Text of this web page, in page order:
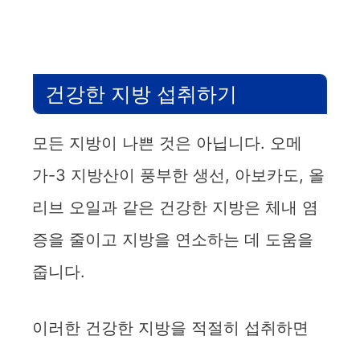
건강한 지방 섭취하기
모든 지방이 나쁜 것은 아닙니다. 오메
가-3 지방산이 풍부한 생선, 아보카도, 올
리브 오일과 같은 건강한 지방은 체내 염
증을 줄이고 지방을 연소하는 데 도움을
줍니다.
이러한 건강한 지방을 적절히 섭취하면